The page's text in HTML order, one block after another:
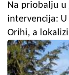
Na priobalju u
intervencija:
Orihi, a